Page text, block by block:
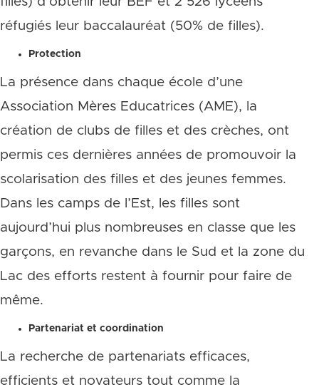
réfugiés leur baccalauréat (50% de filles).
Protection
La présence dans chaque école d’une
Association Mères Educatrices (AME), la
création de clubs de filles et des crèches, ont
permis ces dernières années de promouvoir la
scolarisation des filles et des jeunes femmes.
Dans les camps de l’Est, les filles sont
aujourd’hui plus nombreuses en classe que les
garçons, en revanche dans le Sud et la zone du
Lac des efforts restent à fournir pour faire de
même.
Partenariat et coordination
La recherche de partenariats efficaces,
efficients et novateurs tout comme la